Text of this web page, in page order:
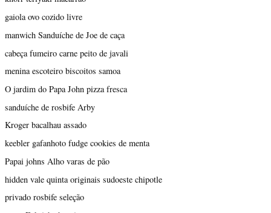
gaiola ovo cozido livre
manwich Sanduíche de Joe de caça
cabeça fumeiro carne peito de javali
menina escoteiro biscoitos samoa
O jardim do Papa John pizza fresca
sanduíche de rosbife Arby
Kroger bacalhau assado
keebler gafanhoto fudge cookies de menta
Papai johns Alho varas de pão
hidden vale quinta originais sudoeste chipotle
privado rosbife seleção